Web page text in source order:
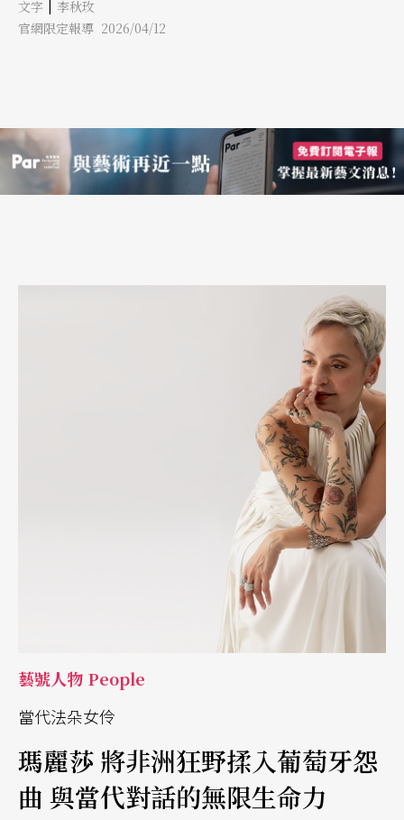
為訪中的美國前總統柯林頓演奏，亦與流行音樂團體進行跨界同台
合作。這位持續挑戰自我、顛覆大眾對嗩吶既定印象的藝術家，其
散，雙親被下放到紡織廠工作。即便在工廠，父親仍擔任宣傳隊隊
長，時常組織管樂隊演出。9歲時，父親交給他一把法國號，並請
託好友親自指導，自此開啟了他的管樂之路。在當時艱苦的條件
下，教材全靠姊姊手抄蘇聯樂譜，但他憑藉天分與苦練，小學時便
種高度靈活、無樂譜的演奏方式，「它就像個魚一樣的，在水裡面
飄來飄去的」。這段看著曲譜即興「加花」的無譜訓練，培養了他
敏銳的直覺與即興能力。此外，為了配合戲曲過場、開幕與尾聲的
需要，樂手們皆須兼修嗩吶，因此他每天清晨6點便起床苦練，為
文字
李秋玫
官網限定報導 2026/04/12
藝號人物 People
當代法朵女伶
瑪麗莎 將非洲狂野揉入葡萄牙怨
曲 與當代對話的無限生命力